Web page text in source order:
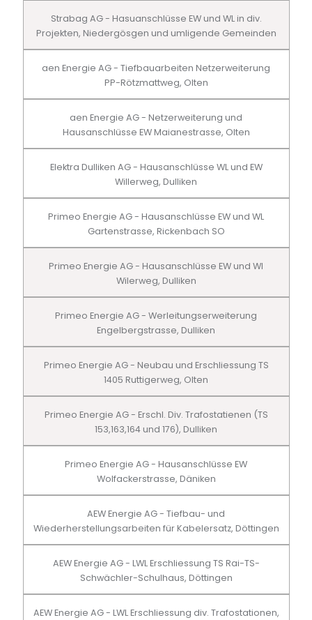
Strabag AG - Hasuanschlüsse EW und WL in div.
Projekten, Niedergösgen und umligende Gemeinden
aen Energie AG - Tiefbauarbeiten Netzerweiterung
PP-Rötzmattweg, Olten
aen Energie AG - Netzerweiterung und
Hausanschlüsse EW Maianestrasse, Olten
Elektra Dulliken AG - Hausanschlüsse WL und EW
Willerweg, Dulliken
Primeo Energie AG - Hausanschlüsse EW und WL
Gartenstrasse, Rickenbach SO
Primeo Energie AG - Hausanschlüsse EW und Wl
Wilerweg, Dulliken
Primeo Energie AG - Werleitungserweiterung
Engelbergstrasse, Dulliken
Primeo Energie AG - Neubau und Erschliessung TS
1405 Ruttigerweg, Olten
Primeo Energie AG - Erschl. Div. Trafostatienen (TS
153,163,164 und 176), Dulliken
Primeo Energie AG - Hausanschlüsse EW
Wolfackerstrasse, Däniken
AEW Energie AG - Tiefbau- und
Wiederherstellungsarbeiten für Kabelersatz, Döttingen
AEW Energie AG - LWL Erschliessung TS Rai-TS-
Schwächler-Schulhaus, Döttingen
AEW Energie AG - LWL Erschliessung div. Trafostationen,